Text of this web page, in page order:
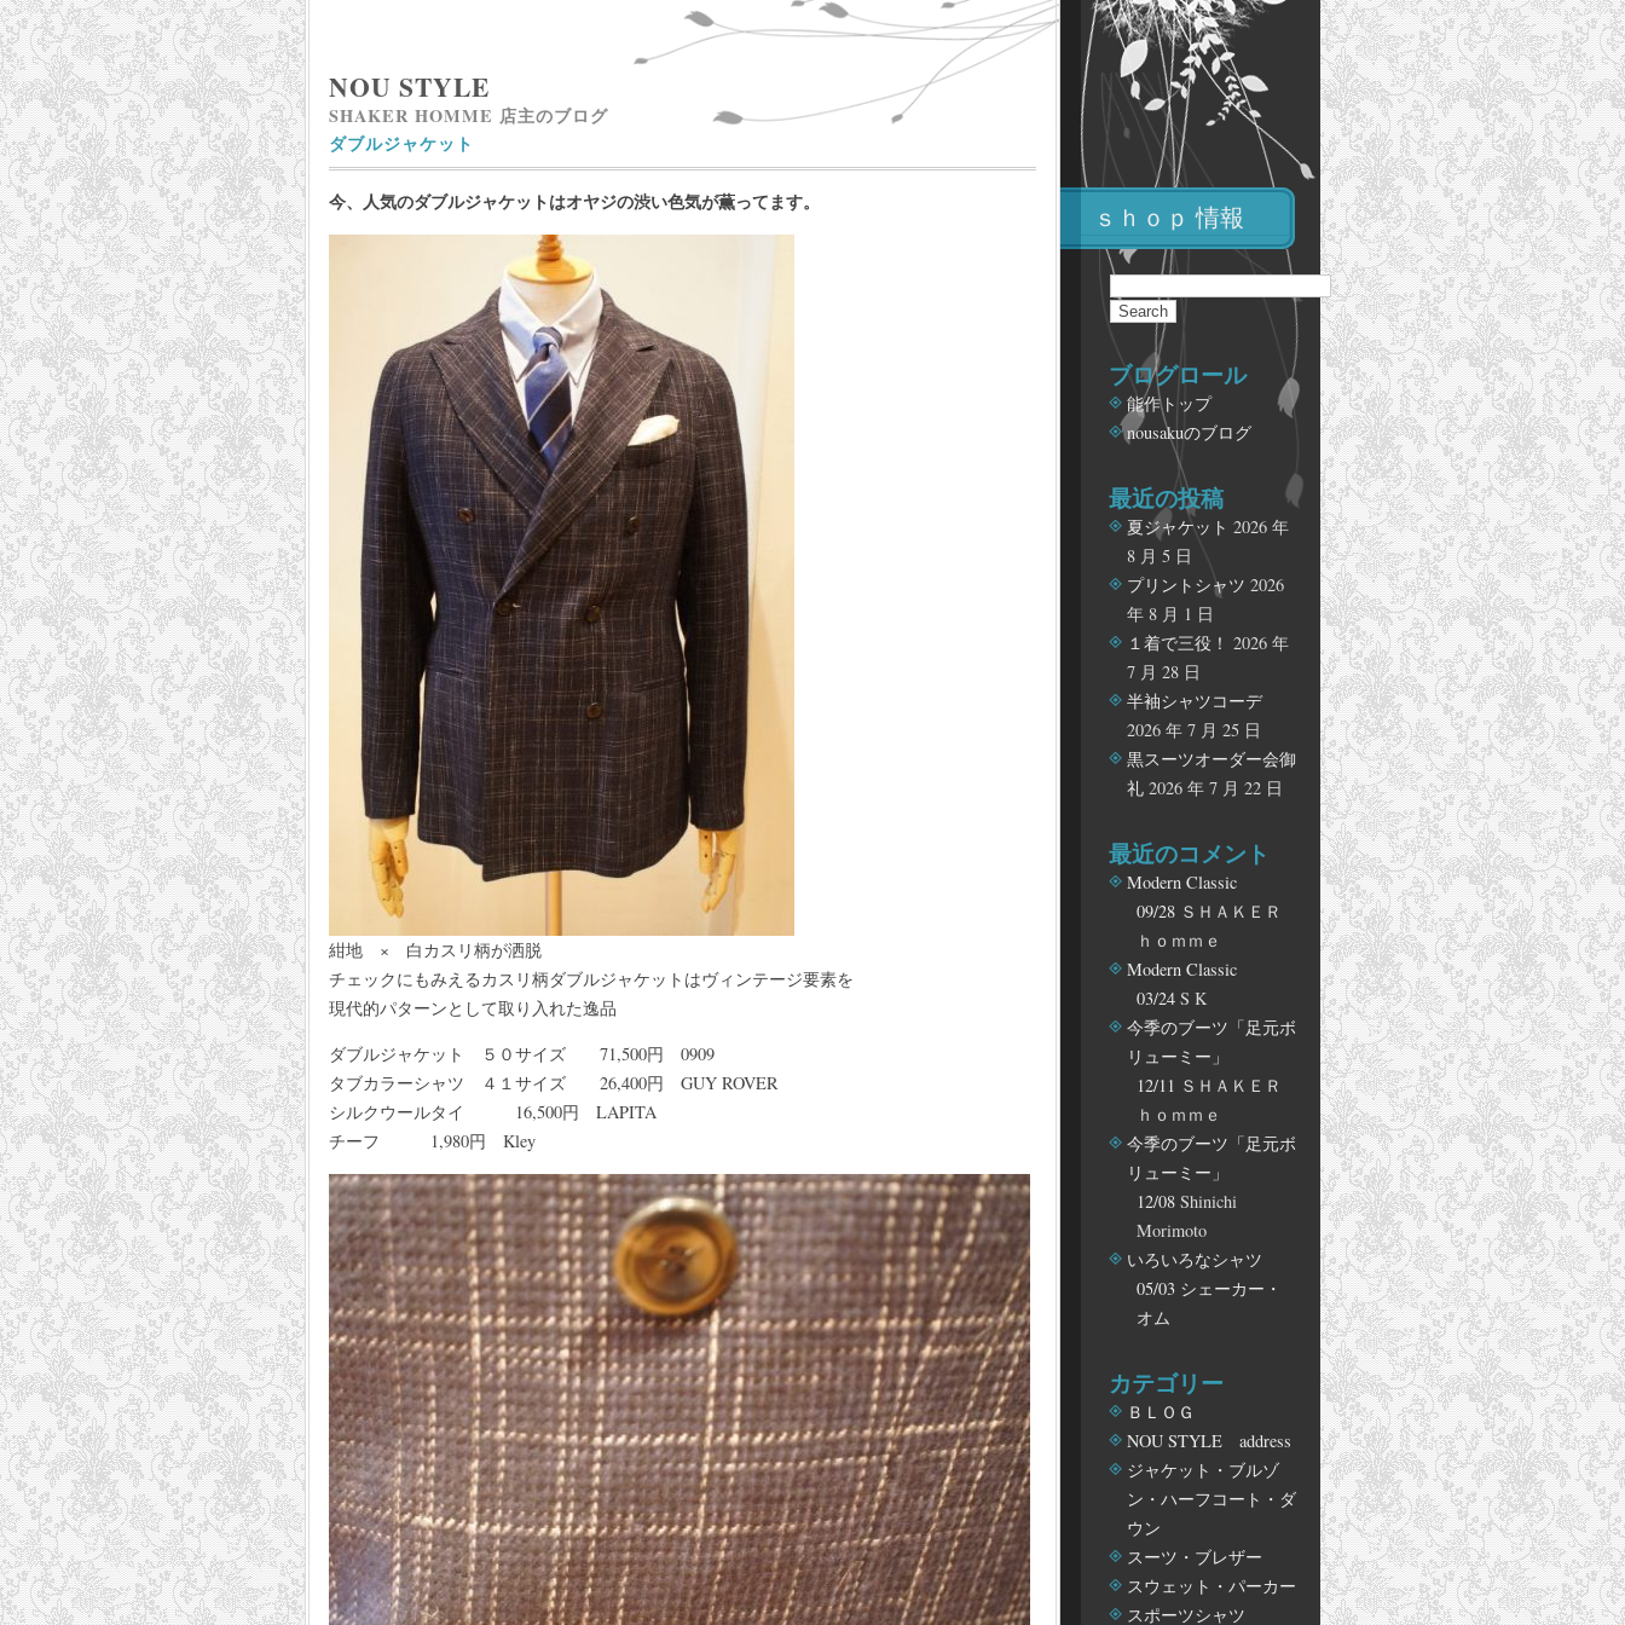
NOU STYLE
SHAKER HOMME 店主のブログ
ダブルジャケット
今、人気のダブルジャケットはオヤジの渋い色気が薫ってます。
紺地 × 白カスリ柄が洒脱
チェックにもみえるカスリ柄ダブルジャケットはヴィンテージ要素を
現代的パターンとして取り入れた逸品
ダブルジャケット ５０サイズ 71,500円 0909
タブカラーシャツ ４１サイズ 26,400円 GUY ROVER
シルクウールタイ 16,500円 LAPITA
チーフ 1,980円 Kley
ｓｈｏｐ 情報
ブログロール
能作トップ
nousakuのブログ
最近の投稿
夏ジャケット 2026 年
8 月 5 日
プリントシャツ 2026
年 8 月 1 日
１着で三役！ 2026 年
7 月 28 日
半袖シャツコーデ
2026 年 7 月 25 日
黒スーツオーダー会御
礼 2026 年 7 月 22 日
最近のコメント
Modern Classic
09/28 ＳＨＡＫＥＲ
ｈｏｍｍｅ
Modern Classic
03/24 S K
今季のブーツ「足元ボ
リューミー」
12/11 ＳＨＡＫＥＲ
ｈｏｍｍｅ
今季のブーツ「足元ボ
リューミー」
12/08 Shinichi
Morimoto
いろいろなシャツ
05/03 シェーカー・
オム
カテゴリー
ＢＬＯＧ
NOU STYLE address
ジャケット・ブルゾ
ン・ハーフコート・ダ
ウン
スーツ・ブレザー
スウェット・パーカー
スポーツシャツ